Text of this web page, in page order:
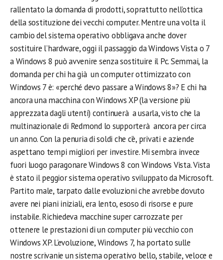
rallentato la domanda di prodotti, soprattutto nell’ottica
della sostituzione dei vecchi computer. Mentre una volta il
cambio del sistema operativo obbligava anche dover
sostituire l’hardware, oggi il passaggio da Windows Vista o 7
a Windows 8 può avvenire senza sostituire il Pc. Semmai, la
domanda per chi ha già un computer ottimizzato con
Windows 7 è: «perché devo passare a Windows 8»? E chi ha
ancora una macchina con Windows XP (la versione più
apprezzata dagli utenti) continuerà a usarla, visto che la
multinazionale di Redmond lo supporterà ancora per circa
un anno. Con la penuria di soldi che c’è, privati e aziende
aspettano tempi migliori per investire. Mi sembra invece
fuori luogo paragonare Windows 8 con Windows Vista. Vista
è stato il peggior sistema operativo sviluppato da Microsoft.
Partito male, tarpato dalle evoluzioni che avrebbe dovuto
avere nei piani iniziali, era lento, esoso di risorse e pure
instabile. Richiedeva macchine super carrozzate per
ottenere le prestazioni di un computer più vecchio con
Windows XP. L’evoluzione, Windows 7, ha portato sulle
nostre scrivanie un sistema operativo bello, stabile, veloce e